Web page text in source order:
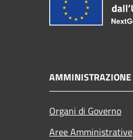
AMMINISTRAZIONE
Organi di Governo
Aree Amministrative